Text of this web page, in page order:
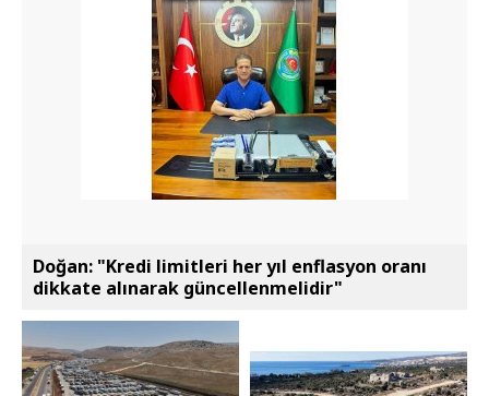
Doğan: "Kredi limitleri her yıl enflasyon oranı
dikkate alınarak güncellenmelidir"